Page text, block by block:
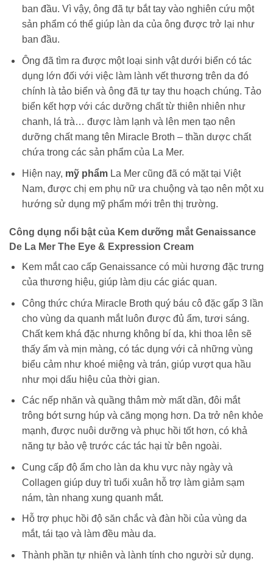
ban đầu. Vì vậy, ông đã tự bắt tay vào nghiên cứu một
sản phẩm có thể giúp làn da của ông được trở lại như
ban đầu.
Ông đã tìm ra được một loại sinh vật dưới biển có tác
dụng lớn đối với việc làm lành vết thương trên da đó
chính là tảo biển và ông đã tự tay thu hoạch chúng. Tảo
biển kết hợp với các dưỡng chất từ thiên nhiên như
chanh, lá trà… được làm lạnh và lên men tạo nên
dưỡng chất mang tên Miracle Broth – thần dược chất
chứa trong các sản phẩm của La Mer.
Hiện nay, mỹ phẩm La Mer cũng đã có mặt tại Việt
Nam, được chị em phụ nữ ưa chuộng và tạo nên một xu
hướng sử dụng mỹ phẩm mới trên thị trường.
Công dụng nổi bật của Kem dưỡng mắt Genaissance
De La Mer The Eye & Expression Cream
Kem mắt cao cấp Genaissance có mùi hương đặc trưng
của thương hiệu, giúp làm dịu các giác quan.
Công thức chứa Miracle Broth quý báu cô đặc gấp 3 lần
cho vùng da quanh mắt luôn được đủ ẩm, tươi sáng.
Chất kem khá đặc nhưng không bí da, khi thoa lên sẽ
thấy ẩm và mịn màng, có tác dụng với cả những vùng
biểu cảm như khoé miệng và trán, giúp vượt qua hầu
như mọi dấu hiệu của thời gian.
Các nếp nhăn và quầng thâm mờ mất dần, đôi mắt
trông bớt sưng húp và căng mọng hơn. Da trở nên khỏe
mạnh, được nuôi dưỡng và phục hồi tốt hơn, có khả
năng tự bảo vệ trước các tác hại từ bên ngoài.
Cung cấp độ ẩm cho làn da khu vực này ngày và
Collagen giúp duy trì tuổi xuân hỗ trợ làm giảm sạm
nám, tàn nhang xung quanh mắt.
Hỗ trợ phục hồi độ săn chắc và đàn hồi của vùng da
mắt, tái tạo và làm đều màu da.
Thành phần tự nhiên và lành tính cho người sử dụng.